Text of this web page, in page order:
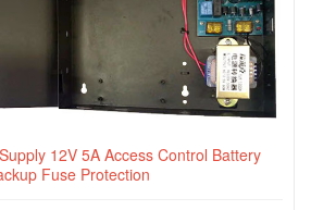
12V 5A Access Control Battery
Fuse Protection